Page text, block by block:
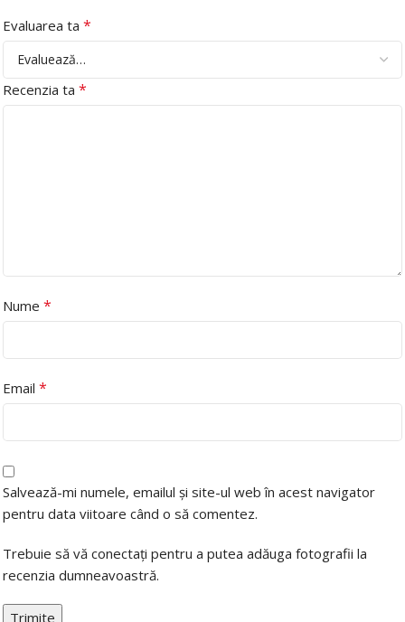
Evaluarea ta *
Recenzia ta *
Nume *
Email *
Salvează-mi numele, emailul și site-ul web în acest navigator
pentru data viitoare când o să comentez.
Trebuie să vă conectați pentru a putea adăuga fotografii la
recenzia dumneavoastră.